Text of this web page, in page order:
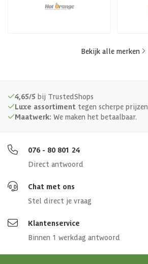
Bekijk alle merken
4,65/5 bij TrustedShops
Luxe assortiment tegen scherpe prijzen
Maatwerk: We maken het betaalbaar.
076 - 80 801 24
Direct antwoord
Chat met ons
Stel direct je vraag
Klantenservice
Binnen 1 werkdag antwoord